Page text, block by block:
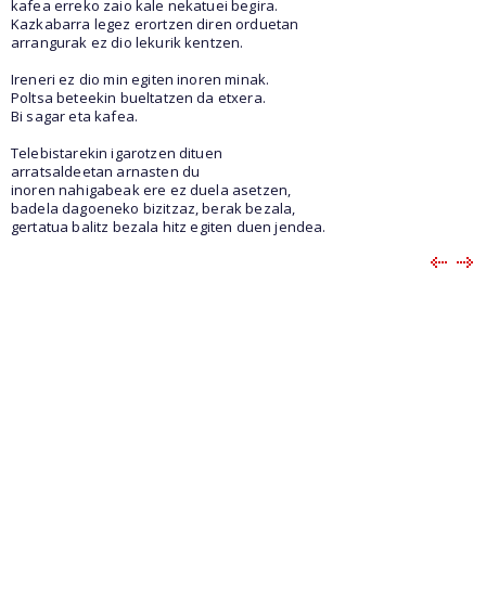
kafea erreko zaio kale nekatuei begira.
Kazkabarra legez erortzen diren orduetan
arrangurak ez dio lekurik kentzen.
Ireneri ez dio min egiten inoren minak.
Poltsa beteekin bueltatzen da etxera.
Bi sagar eta kafea.
Telebistarekin igarotzen dituen
arratsaldeetan arnasten du
inoren nahigabeak ere ez duela asetzen,
badela dagoeneko bizitzaz, berak bezala,
gertatua balitz bezala hitz egiten duen jendea.